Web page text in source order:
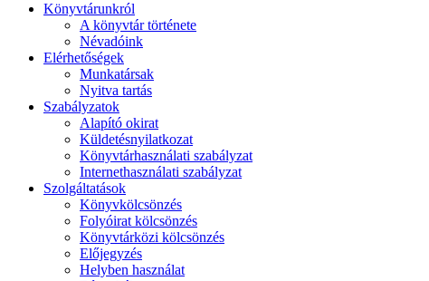
Könyvtárunkról
A könyvtár története
Névadóink
Elérhetőségek
Munkatársak
Nyitva tartás
Szabályzatok
Alapító okirat
Küldetésnyilatkozat
Könyvtárhasználati szabályzat
Internethasználati szabályzat
Szolgáltatások
Könyvkölcsönzés
Folyóirat kölcsönzés
Könyvtárközi kölcsönzés
Előjegyzés
Helyben használat